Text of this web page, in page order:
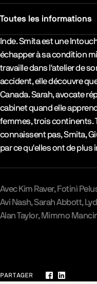
Toutes les informations
Synopsys & Casting
Inde. Smita est une
échapper à sa condition
travaille dans l'atelier de
accident, elle découvre
Canada. Sarah, avocate
cabinet quand elle
femmes, trois continents.
connaissent pas, Smita,
par ce qu'elles ont de plus
Avec Kim Raver Fotinì
Avi Nash Sarah Abbott
Alan Taylor Mimmo
PARTAGER
Facebook
LinkedIn